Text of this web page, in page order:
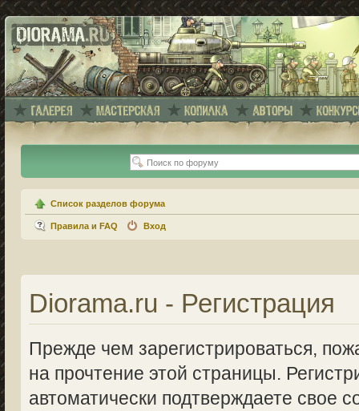
Список разделов форума
Правила и FAQ Вход
Diorama.ru - Регистрация
Прежде чем зарегистрироваться,
на прочтение этой страницы.
автоматически подтверждаете свое